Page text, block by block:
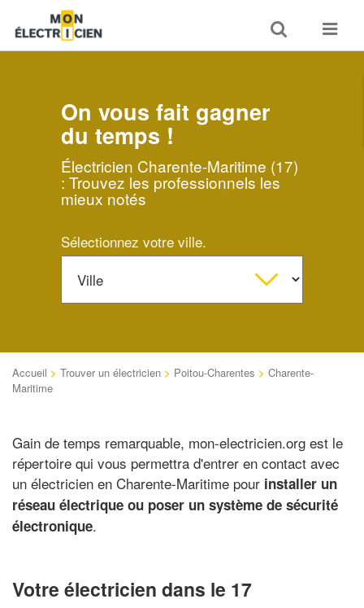
Toggle
search
Toggle
On vous fait gagner
du temps !
Électricien Charente-Maritime (17)
: Trouvez les professionnels les
mieux notés
Sélectionnez votre ville.
Accueil > Trouver un électricien > Poitou-Charentes > Charente-
Maritime
Gain de temps remarquable, mon-electricien.org est le
répertoire qui vous permettra d'entrer en contact avec
un électricien en Charente-Maritime pour installer un
réseau électrique ou poser un système de sécurité
électronique.
Votre électricien dans le 17